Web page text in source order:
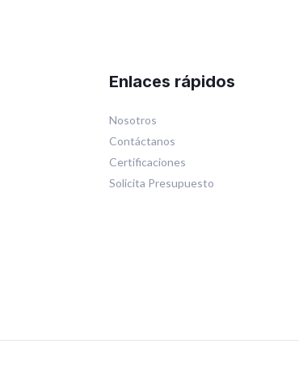
Enlaces rápidos
Nosotros
Contáctanos
Certificaciones
Solicita Presupuesto